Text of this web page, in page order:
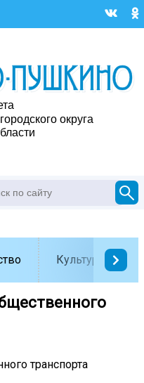
Культура
транспорта